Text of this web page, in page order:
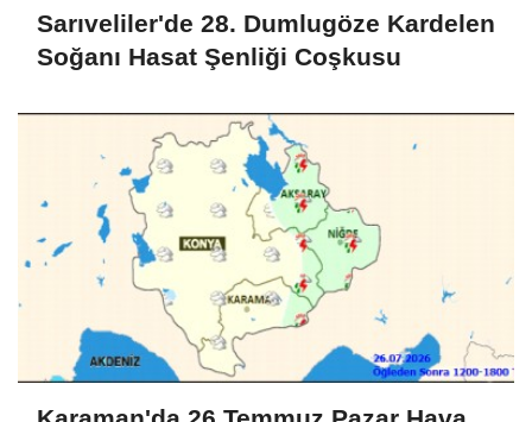
Sarıveliler'de 28. Dumlugöze Kardelen
Soğanı Hasat Şenliği Coşkusu